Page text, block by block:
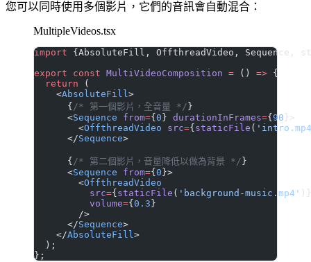
您可以同時使用多個影片，它們的音訊會自動混合：
MultipleVideos.tsx
import {AbsoluteFill, OffthreadVideo, Sequence,
export const MultiVideoComposition = () => {
  return
(
    <
AbsoluteFill>
      {
/* 第一個影片，全音量 */ }
      <
Sequence from={ 0 } durationInFrames={ 90 }>
        <
OffthreadVideo src={ staticFile (
      </
Sequence>
      {
/* 第二個影片，音量降低以做為背景 */ }
      <
Sequence from={ 0 }>
        <
OffthreadVideo
          src
={ staticFile ( 'background-music.mp4' )}
          volume
={ 0.3 }
        />
      </
Sequence>
    </
AbsoluteFill>
  );
};